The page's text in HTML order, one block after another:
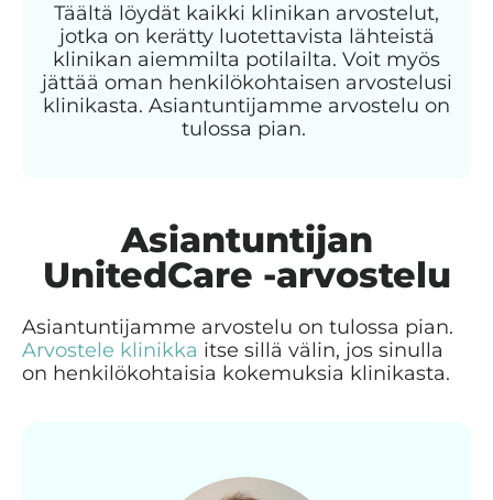
Täältä löydät kaikki klinikan arvostelut,
jotka on kerätty luotettavista lähteistä
klinikan aiemmilta potilailta. Voit myös
jättää oman henkilökohtaisen arvostelusi
klinikasta. Asiantuntijamme arvostelu on
tulossa pian.
Asiantuntijan
UnitedCare -arvostelu
Asiantuntijamme arvostelu on tulossa pian.
Arvostele klinikka itse sillä välin, jos sinulla
on henkilökohtaisia kokemuksia klinikasta.